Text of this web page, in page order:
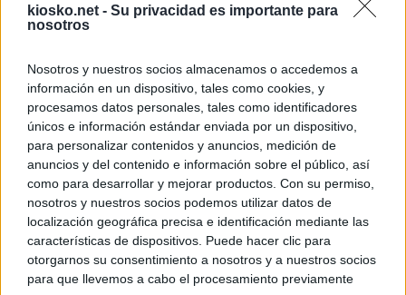
kiosko.net - Su privacidad es importante para
nosotros
Nosotros y nuestros socios almacenamos o accedemos a
información en un dispositivo, tales como cookies, y
procesamos datos personales, tales como identificadores
únicos e información estándar enviada por un dispositivo,
para personalizar contenidos y anuncios, medición de
anuncios y del contenido e información sobre el público, así
como para desarrollar y mejorar productos. Con su permiso,
nosotros y nuestros socios podemos utilizar datos de
localización geográfica precisa e identificación mediante las
características de dispositivos. Puede hacer clic para
otorgarnos su consentimiento a nosotros y a nuestros socios
para que llevemos a cabo el procesamiento previamente